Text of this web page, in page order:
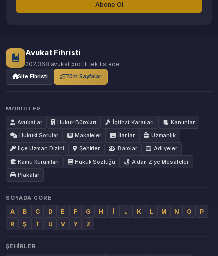
Abone Ol
Avukat Fihristi
202.368 avukat profili tek listede
Site Fihristi Tüm Sayfalar
MODÜLLER
Avukatlar
Hukuk Büroları İçtihat Kararları
Kanunlar
Hukuki Sorular
Makaleler İlanlar
Uzmanlık
İlçe Uzman Dizini
Şehirler Barolar
Adliyeler
Kamu Kurumları
Hukuk Sözlüğü
A'dan Z'ye Mesafeler
Plakalar
SOYADA GÖRE
A B C D E F G H İ J K L M N O
P
R
Ş T U V Y Z
ŞEHIRLER